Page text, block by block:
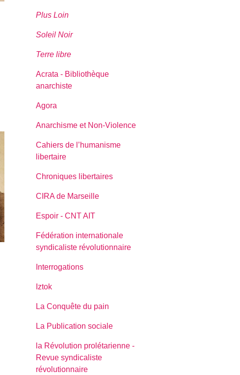
Plus Loin
Soleil Noir
Terre libre
Acrata - Bibliothèque
anarchiste
Agora
Anarchisme et Non-Violence
Cahiers de l’humanisme
libertaire
Chroniques libertaires
CIRA de Marseille
Espoir - CNT AIT
Fédération internationale
syndicaliste révolutionnaire
Interrogations
Iztok
La Conquête du pain
La Publication sociale
la Révolution prolétarienne -
Revue syndicaliste
révolutionnaire